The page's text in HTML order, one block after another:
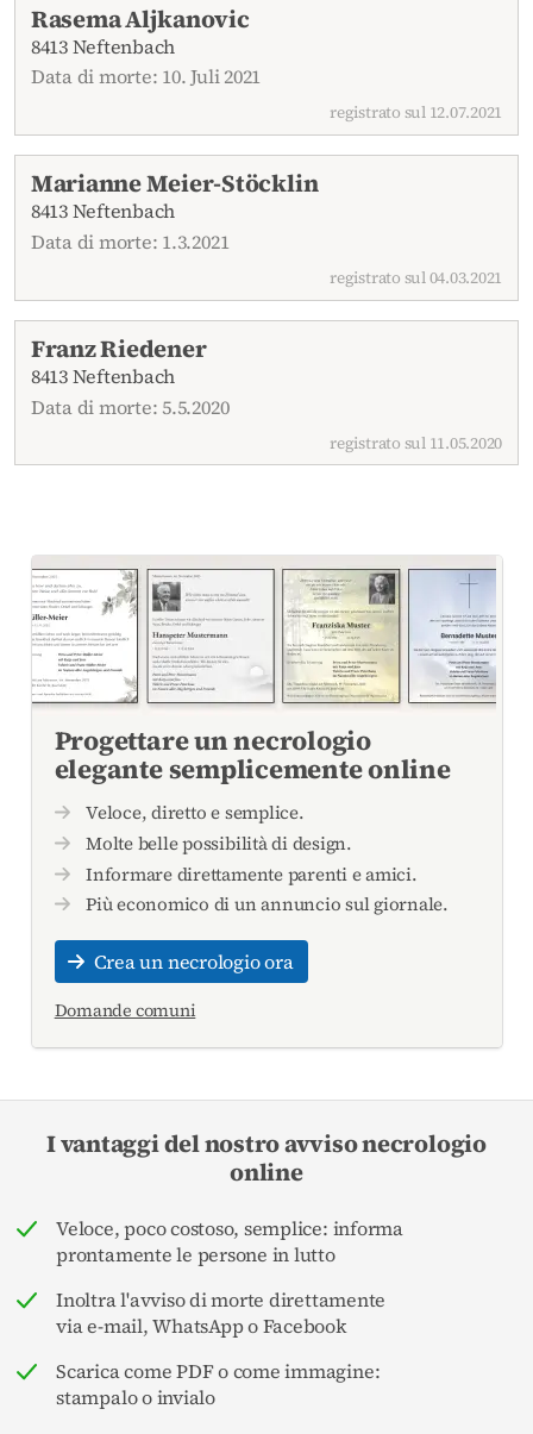
Rasema Aljkanovic
8413 Neftenbach
Data di morte: 10. Juli 2021
registrato sul 12.07.2021
Marianne Meier-Stöcklin
8413 Neftenbach
Data di morte: 1.3.2021
registrato sul 04.03.2021
Franz Riedener
8413 Neftenbach
Data di morte: 5.5.2020
registrato sul 11.05.2020
Progettare un necrologio
elegante semplicemente online
Veloce, diretto e semplice.
Molte belle possibilità di design.
Informare direttamente parenti e amici.
Più economico di un annuncio sul giornale.
Crea un necrologio ora
Domande comuni
I vantaggi del nostro avviso necrologio
online
Veloce, poco costoso, semplice: informa
prontamente le persone in lutto
Inoltra l'avviso di morte direttamente
via e-mail, WhatsApp o Facebook
Scarica come PDF o come immagine:
stampalo o invialo